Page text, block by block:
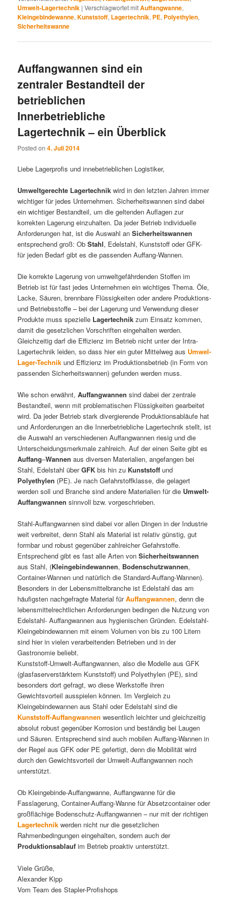
Umwelt-Lagertechnik |Verschlagwortet mitAuffangwanne,
Kleingebindewanne,Kunststoff, Lagertechnik, PE, Polyethylen,
Sicherheitswanne
Auffangwannen sind ein
zentraler Bestandteil der
betrieblichen
Innerbetriebliche
Lagertechnik – ein Überblick
Posted on4. Juli 2014
Liebe Lagerprofis und innebetrieblichen Logistiker,
Umweltgerechte Lagertechnik wird in den letzten Jahren immer
wichtiger für jedes Unternehmen. Sicherheitswannen sind dabei
ein wichtiger Bestandteil, um die geltenden Auflagen zur
korrekten Lagerung einzuhalten. Da jeder Betrieb individuelle
Anforderungen hat, ist die Auswahl anSicherheitswannen
entsprechend groß: ObStahl, Edelstahl, Kunststoff oder GFK-
für jeden Bedarf gibt es die passenden Auffang-Wannen.
Die korrekte Lagerung von umweltgefährdenden Stoffen im
Betrieb ist für fast jedes Unternehmen ein wichtiges Thema. Öle,
Lacke, Säuren, brennbare Flüssigkeiten oder andere Produktions-
und Betriebsstoffe – bei der Lagerung und Verwendung dieser
Produkte muss spezielle Lagertechnik zum Einsatz kommen,
damit die gesetzlichen Vorschriften eingehalten werden.
Gleichzeitig darf die Effizienz im Betrieb nicht unter der Intra-
Lagertechnik leiden, so dass hier ein guter Mittelweg aus Umwel-
Lager-Technik und Effizienz im Produktionsbetrieb (in Form von
passenden Sicherheitswannen) gefunden werden muss.
Wie schon erwähnt,Auffangwannen sind dabei der zentrale
Bestandteil, wenn mit problematischen Flüssigkeiten gearbeitet
wird. Da jeder Betrieb stark divergierende Produktionsabläufe hat
und Anforderungen an die Innerbetriebliche Lagertechnik stellt, ist
die Auswahl an verschiedenen Auffangwannen riesig und die
Unterscheidungsmerkmale zahlreich. Auf der einen Seite gibt es
Auffang–Wannen aus diversen Materialien, angefangen bei
Stahl, Edelstahl überGFK bis hin zu Kunststoff und
Polyethylen (PE). Je nach Gefahrstoffklasse, die gelagert
werden soll und Branche sind andere Materialien für die Umwelt-
Auffangwannen sinnvoll bzw. vorgeschrieben.
Stahl-Auffangwannen sind dabei vor allen Dingen in der Industrie
weit verbreitet, denn Stahl als Material ist relativ günstig, gut
formbar und robust gegenüber zahlreicher Gefahrstoffe.
Entsprechend gibt es fast alle Arten vonSicherheitswannen
aus Stahl, (Kleingebindewannen, Bodenschutzwannen,
Container-Wannen und natürlich die Standard-Auffang-Wannen).
Besonders in der Lebensmittelbranche ist Edelstahl das am
häufigsten nachgefragte Material fürAuffangwannen, denn die
lebensmittelrechtlichen Anforderungen bedingen die Nutzung von
Edelstahl- Auffangwannen aus hygienischen Gründen. Edelstahl-
Kleingebindewannen mit einem Volumen von bis zu 100 Litern
sind hier in vielen verarbeitenden Betrieben und in der
Gastronomie beliebt.
Kunststoff-Umwelt-Auffangwannen, also die Modelle aus GFK
(glasfaserverstärktem Kunststoff) und Polyethylen (PE), sind
besonders dort gefragt, wo diese Werkstoffe ihren
Gewichtsvorteil ausspielen können. Im Vergleich zu
Kleingebindewannen aus Stahl oder Edelstahl sind die
Kunststoff-Auffangwannen wesentlich leichter und gleichzeitig
absolut robust gegenüber Korrosion und beständig bei Laugen
und Säuren. Entsprechend sind auch mobilen Auffang-Wannen in
der Regel aus GFK oder PE gefertigt, denn die Mobilität wird
durch den Gewichtsvorteil der Umwelt-Auffangwannen noch
unterstützt.
Ob Kleingebinde-Auffangwanne, Auffangwanne für die
Fasslagerung, Container-Auffang-Wanne für Absetzcontainer oder
großflächige Bodenschutz-Auffangwannen – nur mit der richtigen
Lagertechnik werden nicht nur die gesetzlichen
Rahmenbedingungen eingehalten, sondern auch der
Produktionsablauf im Betrieb proaktiv unterstützt.
Viele Grüße,
Alexander Kipp
Vom Team des Stapler-Profishops